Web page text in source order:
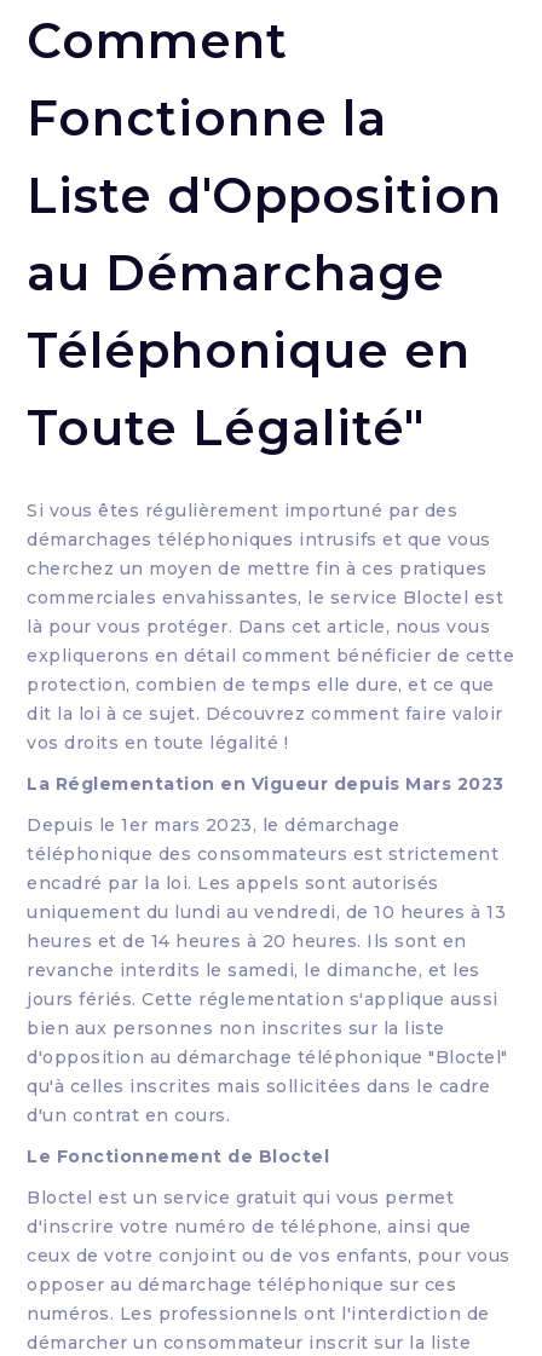
Comment
Fonctionne la
Liste d'Opposition
au Démarchage
Téléphonique en
Toute Légalité"
Si vous êtes régulièrement importuné par des
démarchages téléphoniques intrusifs et que vous
cherchez un moyen de mettre fin à ces pratiques
commerciales envahissantes, le service Bloctel est
là pour vous protéger. Dans cet article, nous vous
expliquerons en détail comment bénéficier de cette
protection, combien de temps elle dure, et ce que
dit la loi à ce sujet. Découvrez comment faire valoir
vos droits en toute légalité !
La Réglementation en Vigueur depuis Mars 2023
Depuis le 1er mars 2023, le démarchage
téléphonique des consommateurs est strictement
encadré par la loi. Les appels sont autorisés
uniquement du lundi au vendredi, de 10 heures à 13
heures et de 14 heures à 20 heures. Ils sont en
revanche interdits le samedi, le dimanche, et les
jours fériés. Cette réglementation s'applique aussi
bien aux personnes non inscrites sur la liste
d'opposition au démarchage téléphonique "Bloctel"
qu'à celles inscrites mais sollicitées dans le cadre
d'un contrat en cours.
Le Fonctionnement de Bloctel
Bloctel est un service gratuit qui vous permet
d'inscrire votre numéro de téléphone, ainsi que
ceux de votre conjoint ou de vos enfants, pour vous
opposer au démarchage téléphonique sur ces
numéros. Les professionnels ont l'interdiction de
démarcher un consommateur inscrit sur la liste